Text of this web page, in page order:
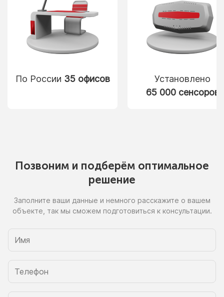
По России 35 офисов
Установлено
65 000 сенсоров
Позвоним и подберём оптимальное
решение
Заполните ваши данные и немного расскажите о вашем
объекте, так мы сможем подготовиться к консультации.